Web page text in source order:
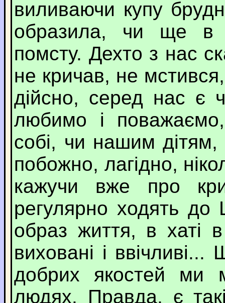
виливаючи купу
образила, чи ще в
помсту. Дехто з нас
не кричав, не
дійсно, серед нас є
любимо і
собі, чи нашим
побожно, лагідно,
кажучи вже про
регулярно ходять до
образ життя, в хаті
виховані і
добрих якостей ми
людях. Правда, є